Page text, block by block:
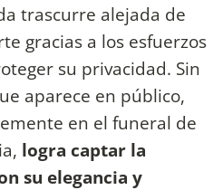
trascurre alejada de
gracias a los esfuerzos
su privacidad. Sin
aparece en público,
en el funeral de
logra captar la
su elegancia y